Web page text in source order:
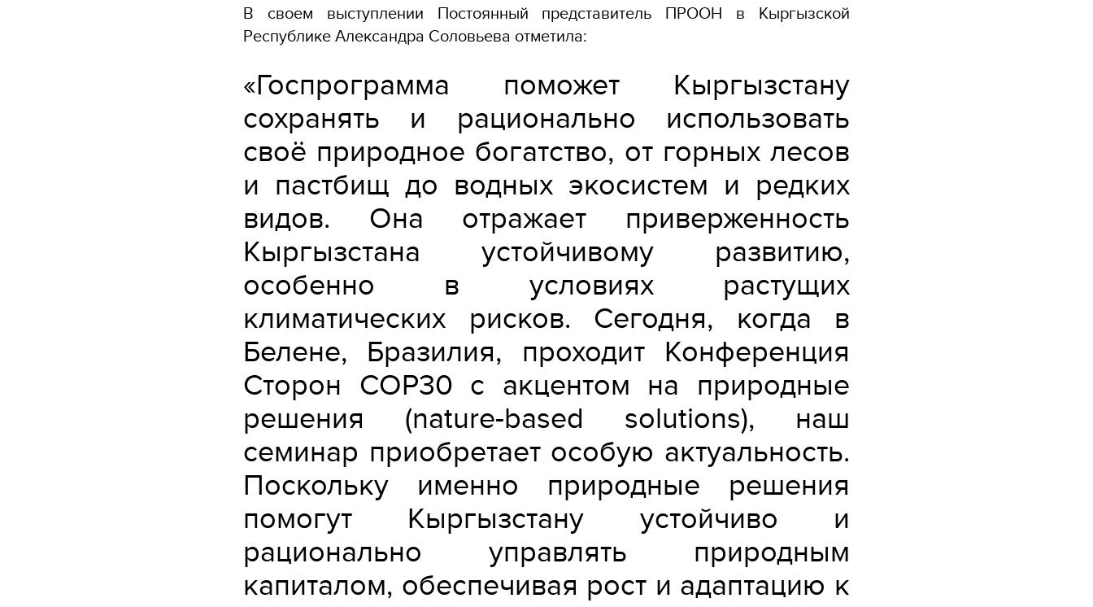
В своем выступлении Постоянный представитель ПРООН в Кыргызской
Республике Александра Соловьева отметила:
«Госпрограмма поможет Кыргызстану
сохранять и рационально использовать
своё природное богатство, от горных лесов
и пастбищ до водных экосистем и редких
видов. Она отражает приверженность
Кыргызстана устойчивому развитию,
особенно в условиях растущих
климатических рисков. Сегодня, когда в
Белене, Бразилия, проходит Конференция
Сторон СОР30 с акцентом на природные
решения (nature-based solutions), наш
семинар приобретает особую актуальность.
Поскольку именно природные решения
помогут Кыргызстану устойчиво и
рационально управлять природным
капиталом, обеспечивая рост и адаптацию к